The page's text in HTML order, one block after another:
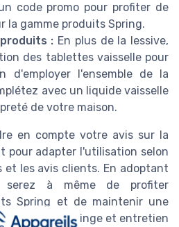
code promo pour profiter de
la gamme produits Spring.
: En plus de la lessive,
des tablettes vaisselle pour
d'employer l'ensemble de la
avec un liquide vaisselle
de votre maison.
en compte votre avis sur la
pour adapter l'utilisation selon
et les avis clients. En adoptant
serez à même de profiter
Spring et de maintenir une
un entretien linge et entretien